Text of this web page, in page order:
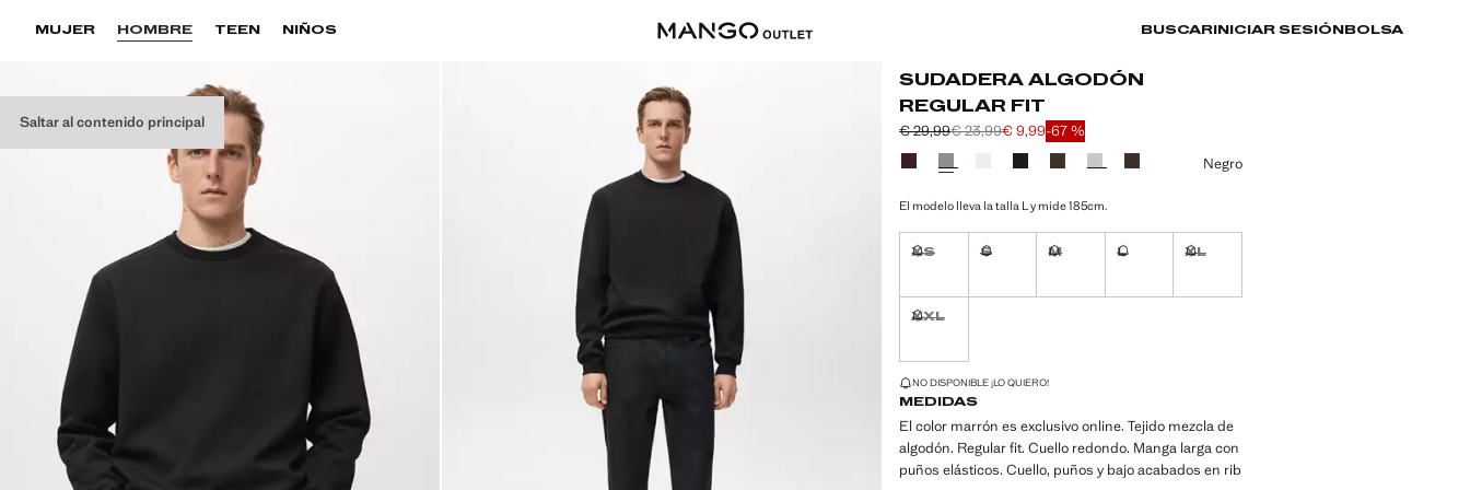
Saltar al contenido principal
MUJER HOMBRE TEEN NIÑOS BUSCAR INICIAR SESIÓN BOLSA
SUDADERA ALGODÓN
REGULAR FIT
Precio inicial tachado [€ 29,99 ]
€ 29,99
Segundo precio tachado [€ 23,99 ]
€ 23,99
Precio actual [€ 9,99 ]
€ 9,99-67 %
Selecciona un color
Negro
El modelo lleva la talla L y mide 185cm.
XS S M L XL
XXL
¡ÚLTIMAS UNIDADES!
NO DISPONIBLE ¡LO QUIERO!
MEDIDAS
El color marrón es exclusivo online. Tejido mezcla de
algodón. Regular fit. Cuello redondo. Manga larga con
puños elásticos. Cuello, puños y bajo acabados en rib